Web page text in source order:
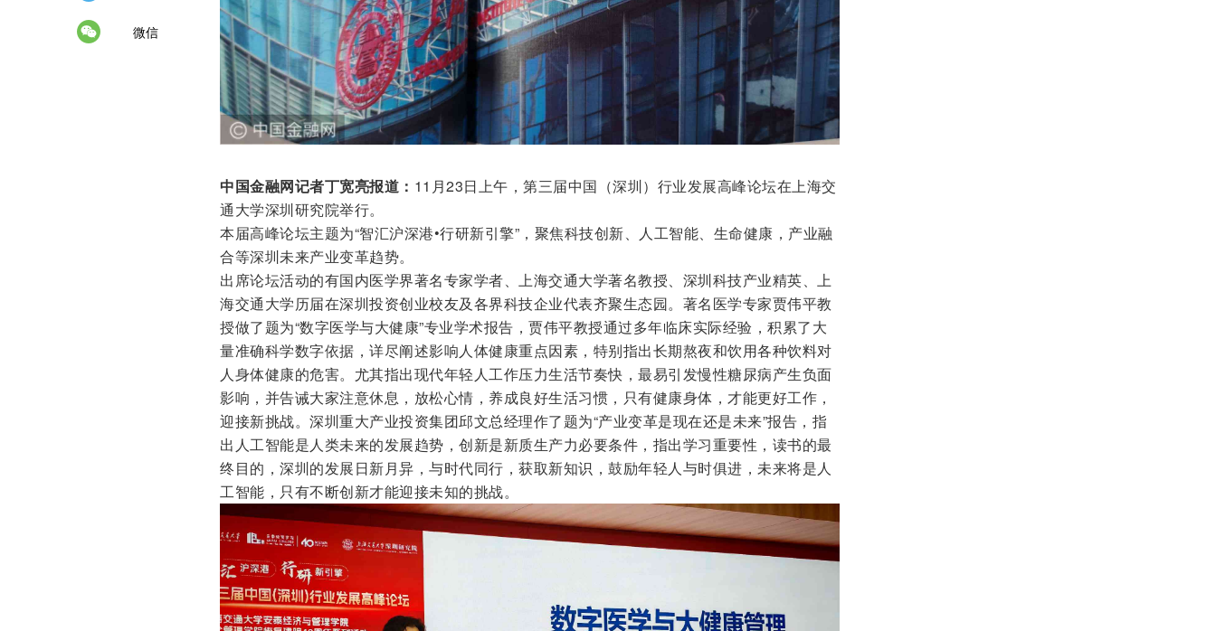
微信
中国金融网记者丁宽亮报道： 11月23日上午，第三届中国（深圳）行业发展高峰论坛在上海交
通大学深圳研究院举行。
本届高峰论坛主题为“智汇沪深港•行研新引擎”，聚焦科技创新、人工智能、生命健康，产业融
合等深圳未来产业变革趋势。
出席论坛活动的有国内医学界著名专家学者、上海交通大学著名教授、深圳科技产业精英、上
海交通大学历届在深圳投资创业校友及各界科技企业代表齐聚生态园。著名医学专家贾伟平教
授做了题为“数字医学与大健康”专业学术报告，贾伟平教授通过多年临床实际经验，积累了大
量准确科学数字依据，详尽阐述影响人体健康重点因素，特别指出长期熬夜和饮用各种饮料对
人身体健康的危害。尤其指出现代年轻人工作压力生活节奏快，最易引发慢性糖尿病产生负面
影响，并告诫大家注意休息，放松心情，养成良好生活习惯，只有健康身体，才能更好工作，
迎接新挑战。深圳重大产业投资集团邱文总经理作了题为“产业变革是现在还是未来”报告，指
出人工智能是人类未来的发展趋势，创新是新质生产力必要条件，指出学习重要性，读书的最
终目的，深圳的发展日新月异，与时代同行，获取新知识，鼓励年轻人与时俱进，未来将是人
工智能，只有不断创新才能迎接未知的挑战。